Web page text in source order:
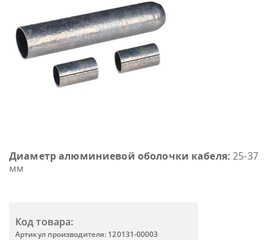
Диаметр алюминиевой оболочки кабеля: 25-37
мм
Код товара:
Артикул производителя: 120131-00003